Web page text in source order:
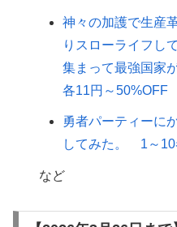
神々の加護で生産
りスローライフし
集まって最強国家
各11円～50%OFF
勇者パーティーに
してみた。 1～10
など